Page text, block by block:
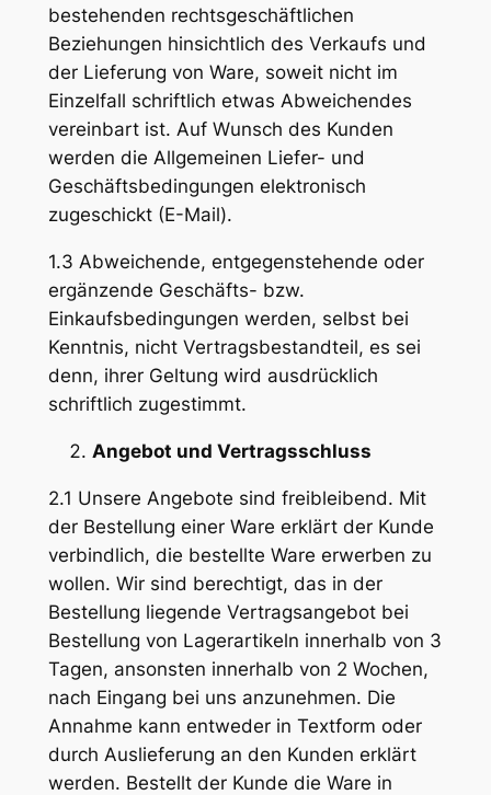
bestehenden rechtsgeschäftlichen
Beziehungen hinsichtlich des Verkaufs und
der Lieferung von Ware, soweit nicht im
Einzelfall schriftlich etwas Abweichendes
vereinbart ist. Auf Wunsch des Kunden
werden die Allgemeinen Liefer- und
Geschäftsbedingungen elektronisch
zugeschickt (E-Mail).
1.3 Abweichende, entgegenstehende oder
ergänzende Geschäfts- bzw.
Einkaufsbedingungen werden, selbst bei
Kenntnis, nicht Vertragsbestandteil, es sei
denn, ihrer Geltung wird ausdrücklich
schriftlich zugestimmt.
Angebot und Vertragsschluss
2.1 Unsere Angebote sind freibleibend. Mit
der Bestellung einer Ware erklärt der Kunde
verbindlich, die bestellte Ware erwerben zu
wollen. Wir sind berechtigt, das in der
Bestellung liegende Vertragsangebot bei
Bestellung von Lagerartikeln innerhalb von 3
Tagen, ansonsten innerhalb von 2 Wochen,
nach Eingang bei uns anzunehmen. Die
Annahme kann entweder in Textform oder
durch Auslieferung an den Kunden erklärt
werden. Bestellt der Kunde die Ware in